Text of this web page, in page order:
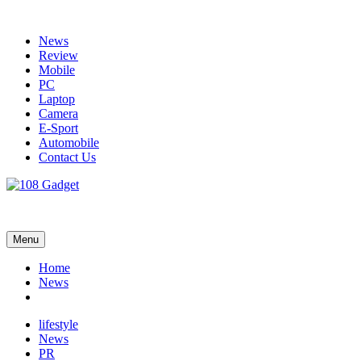
contentNews
Review
Mobile
PC
Laptop
Camera
E-Sport
Automobile
Contact Us
Menu
Home
News
lifestyle
News
PR